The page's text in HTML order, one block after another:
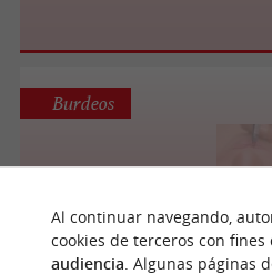
Burdeos
Al continuar navegando,
cookies de terceros con fines
audiencia . Algunas páginas